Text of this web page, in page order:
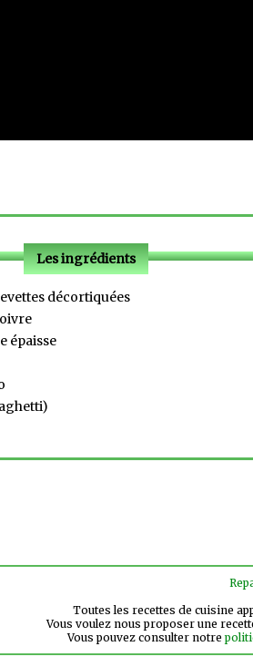
Les ingrédients
décortiquées
épaisse
Toutes les recettes de cuisine
Vous voulez nous proposer une
Vous pouvez consulter notre